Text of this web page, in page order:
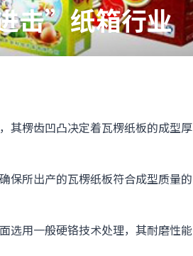
击”纸箱行业
其楞齿凹凸决定着瓦楞纸板的成型厚
所出产的瓦楞纸板符合成型质量的
用一般硬铬技术处理，其耐磨性能